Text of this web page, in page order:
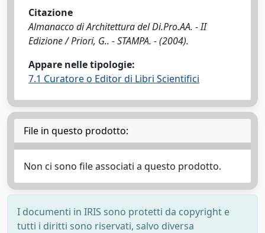
Citazione
Almanacco di Architettura del Di.Pro.AA. - II
Edizione / Priori, G.. - STAMPA. - (2004).
Appare nelle tipologie:
7.1 Curatore o Editor di Libri Scientifici
File in questo prodotto:
Non ci sono file associati a questo prodotto.
I documenti in IRIS sono protetti da copyright e
tutti i diritti sono riservati, salvo diversa